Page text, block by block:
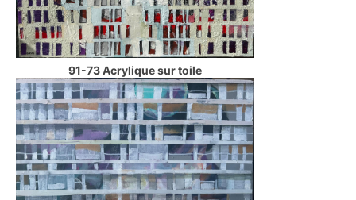
91-73 Acrylique sur toile